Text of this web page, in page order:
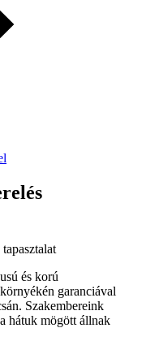
és korú
garanciával
Szakembereink
hátuk mögött állnak